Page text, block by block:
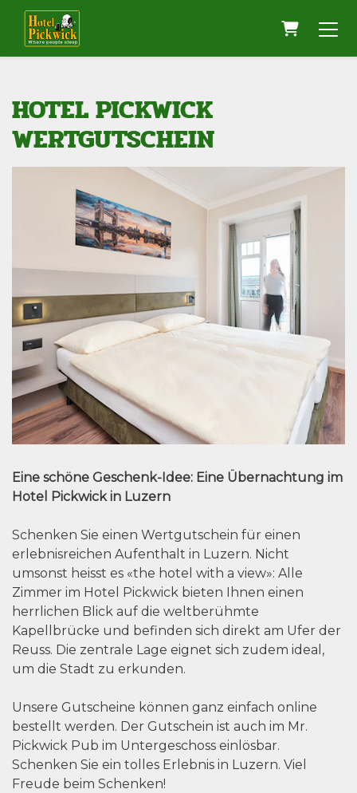
HOTEL PICKWICK
WERTGUTSCHEIN
Eine schöne Geschenk-Idee: Eine Übernachtung im
Hotel Pickwick in Luzern
Schenken Sie einen Wertgutschein für einen
erlebnisreichen Aufenthalt in Luzern. Nicht
umsonst heisst es «the hotel with a view»: Alle
Zimmer im Hotel Pickwick bieten Ihnen einen
herrlichen Blick auf die weltberühmte
Kapellbrücke und befinden sich direkt am Ufer der
Reuss. Die zentrale Lage eignet sich zudem ideal,
um die Stadt zu erkunden.
Unsere Gutscheine können ganz einfach online
bestellt werden. Der Gutschein ist auch im Mr.
Pickwick Pub im Untergeschoss einlösbar.
Schenken Sie ein tolles Erlebnis in Luzern. Viel
Freude beim Schenken!